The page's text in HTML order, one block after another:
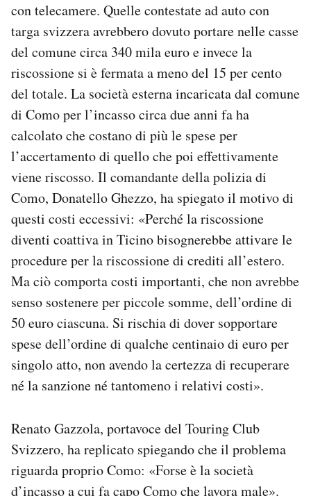
con telecamere. Quelle contestate ad auto con
targa svizzera avrebbero dovuto portare nelle casse
del comune circa 340 mila euro e invece la
riscossione si è fermata a meno del 15 per cento
del totale. La società esterna incaricata dal comune
di Como per l’incasso circa due anni fa ha
calcolato che costano di più le spese per
l’accertamento di quello che poi effettivamente
viene riscosso. Il comandante della polizia di
Como, Donatello Ghezzo, ha spiegato il motivo di
questi costi eccessivi: «Perché la riscossione
diventi coattiva in Ticino bisognerebbe attivare le
procedure per la riscossione di crediti all’estero.
Ma ciò comporta costi importanti, che non avrebbe
senso sostenere per piccole somme, dell’ordine di
50 euro ciascuna. Si rischia di dover sopportare
spese dell’ordine di qualche centinaio di euro per
singolo atto, non avendo la certezza di recuperare
né la sanzione né tantomeno i relativi costi».
Renato Gazzola, portavoce del Touring Club
Svizzero, ha replicato spiegando che il problema
riguarda proprio Como: «Forse è la società
d’incasso a cui fa capo Como che lavora male».